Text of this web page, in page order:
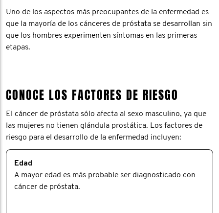
Uno de los aspectos más preocupantes de la enfermedad es
que la mayoría de los cánceres de próstata se desarrollan sin
que los hombres experimenten síntomas en las primeras
etapas.
CONOCE LOS FACTORES DE RIESGO
El cáncer de próstata sólo afecta al sexo masculino, ya que
las mujeres no tienen glándula prostática. Los factores de
riesgo para el desarrollo de la enfermedad incluyen:
Edad
A mayor edad es más probable ser diagnosticado con
cáncer de próstata.